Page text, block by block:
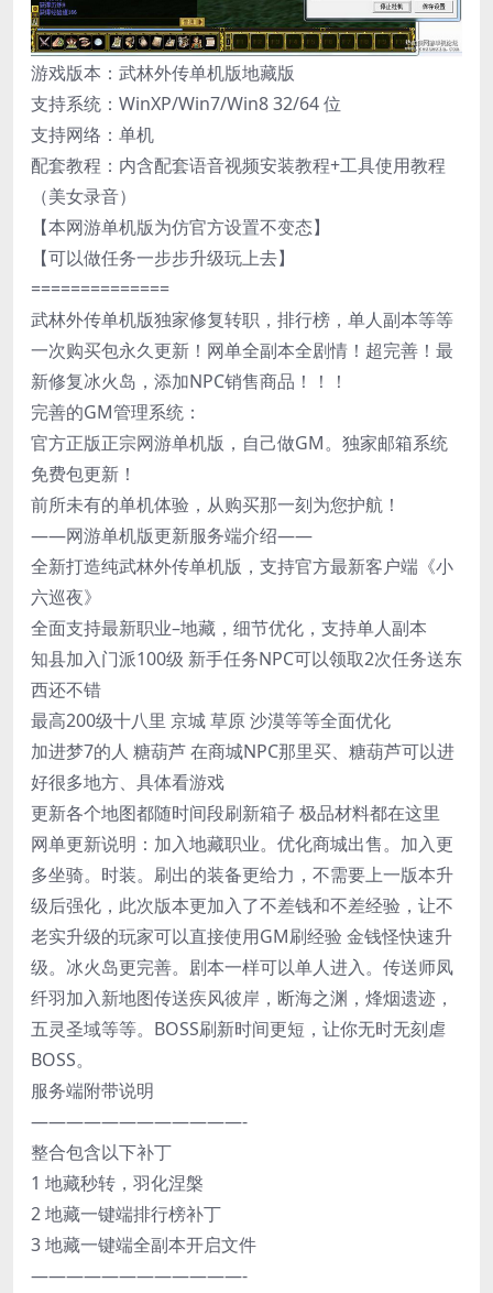
游戏版本：武林外传单机版地藏版
支持系统：WinXP/Win7/Win8 32/64 位
支持网络：单机
配套教程：内含配套语音视频安装教程+工具使用教程
（美女录音）
【本网游单机版为仿官方设置不变态】
【可以做任务一步步升级玩上去】
==============
武林外传单机版独家修复转职，排行榜，单人副本等等
一次购买包永久更新！网单全副本全剧情！超完善！最
新修复冰火岛，添加NPC销售商品！！！
完善的GM管理系统：
官方正版正宗网游单机版，自己做GM。独家邮箱系统
免费包更新！
前所未有的单机体验，从购买那一刻为您护航！
——网游单机版更新服务端介绍——
全新打造纯武林外传单机版，支持官方最新客户端《小
六巡夜》
全面支持最新职业–地藏，细节优化，支持单人副本
知县加入门派100级 新手任务NPC可以领取2次任务送东
西还不错
最高200级十八里 京城 草原 沙漠等等全面优化
加进梦7的人 糖葫芦 在商城NPC那里买、糖葫芦可以进
好很多地方、具体看游戏
更新各个地图都随时间段刷新箱子 极品材料都在这里
网单更新说明：加入地藏职业。优化商城出售。加入更
多坐骑。时装。刷出的装备更给力，不需要上一版本升
级后强化，此次版本更加入了不差钱和不差经验，让不
老实升级的玩家可以直接使用GM刷经验 金钱怪快速升
级。冰火岛更完善。剧本一样可以单人进入。传送师凤
纤羽加入新地图传送疾风彼岸，断海之渊，烽烟遗迹，
五灵圣域等等。BOSS刷新时间更短，让你无时无刻虐
BOSS。
服务端附带说明
————————————-
整合包含以下补丁
1 地藏秒转，羽化涅槃
2 地藏一键端排行榜补丁
3 地藏一键端全副本开启文件
————————————-